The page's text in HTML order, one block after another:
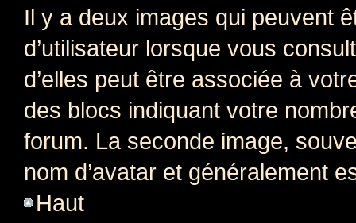
Il y a deux images qui peuvent
d’utilisateur lorsque vous
d’elles peut être associée à
des blocs indiquant votre
forum. La seconde image,
nom d’avatar et généralement
Haut